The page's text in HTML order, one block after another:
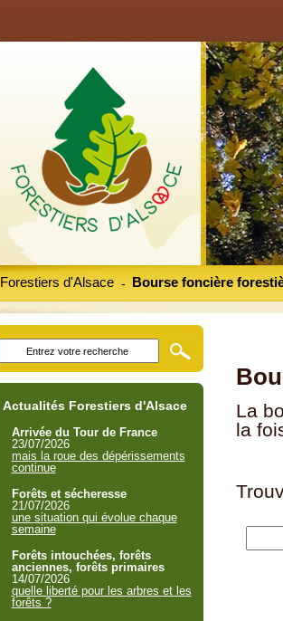
Forestiers d'Alsace Bourse foncière
-
La
la
Actualités Forestiers d'Alsace
Arrivée du Tour de France
23/07/2026
mais la roue des dépérissements
continue
Forêts et sécheresse
21/07/2026
une situation qui évolue chaque
semaine
Forêts intouchées, forêts
anciennes, forêts primaires
14/07/2026
quelle liberté pour les arbres et les
forêts ?